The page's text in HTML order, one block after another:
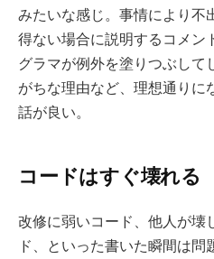
みたいな感じ。事情により不
得ない場合に説明するコメン
グラマが例外を塗りつぶして
がちな理由など、理想通りに
話が良い。
コードはすぐ壊れる
改修に弱いコード、他人が壊
ド、といった書いた瞬間は